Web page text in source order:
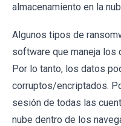
almacenamiento en la
Algunos tipos de
software que maneja los
Por lo tanto, los datos
corruptos/encriptados.
sesión de todas las
nube dentro de los